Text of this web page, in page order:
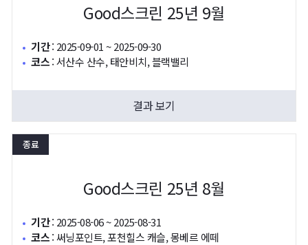
Good스크린 25년 9월
기간: 2025-09-01 ~ 2025-09-30
코스:서산수 산수, 태안비치, 블랙밸리
결과 보기
종료
Good스크린 25년 8월
기간: 2025-08-06 ~ 2025-08-31
코스:써닝포인트, 포천힐스 캐슬, 몽베르 에떼